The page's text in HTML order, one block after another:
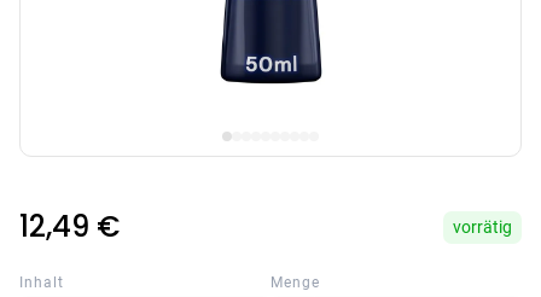
12,49 € vorrätig
Inhalt Menge